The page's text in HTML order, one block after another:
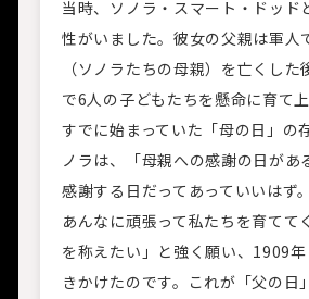
当時、ソノラ・スマート・ドッド
性がいました。彼女の父親は軍人
（ソノラたちの母親）を亡くした
で6人の子どもたちを懸命に育て上
すでに始まっていた「母の日」の
ノラは、「母親への感謝の日があ
感謝する日だってあっていいはず。
あんなに頑張って私たちを育てて
を称えたい」と強く願い、1909
きかけたのです。これが「父の日